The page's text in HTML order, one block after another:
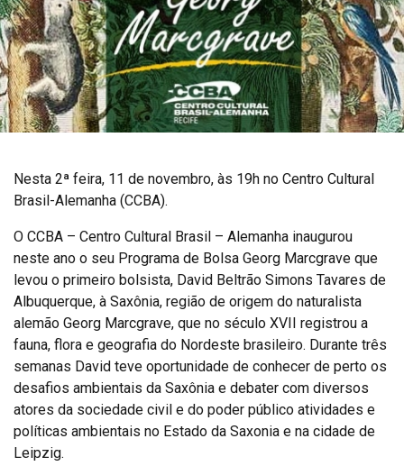
Nesta 2ª feira, 11 de novembro, às 19h no Centro Cultural
Brasil-Alemanha (CCBA).
O CCBA – Centro Cultural Brasil – Alemanha inaugurou
neste ano o seu Programa de Bolsa Georg Marcgrave que
levou o primeiro bolsista, David Beltrão Simons Tavares de
Albuquerque, à Saxônia, região de origem do naturalista
alemão Georg Marcgrave, que no século XVII registrou a
fauna, flora e geografia do Nordeste brasileiro. Durante três
semanas David teve oportunidade de conhecer de perto os
desafios ambientais da Saxônia e debater com diversos
atores da sociedade civil e do poder público atividades e
políticas ambientais no Estado da Saxonia e na cidade de
Leipzig.